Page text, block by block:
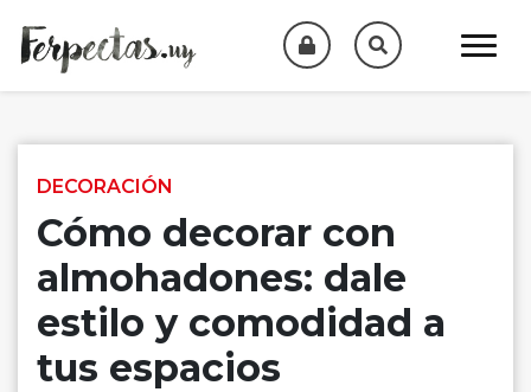
DECORACIÓN
Cómo decorar con
almohadones: dale
estilo y comodidad a
tus espacios